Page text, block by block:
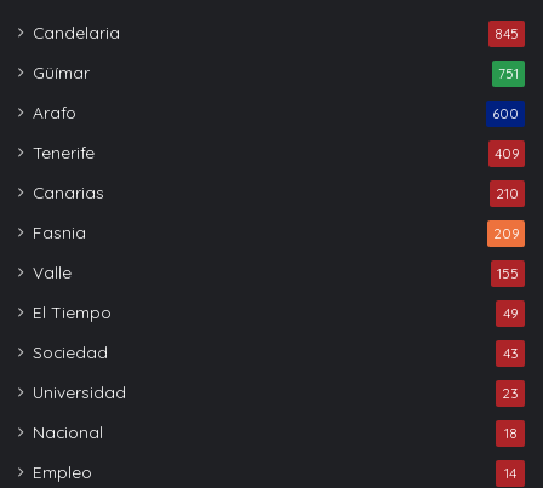
Candelaria 845
Güímar 751
Arafo 600
Tenerife 409
Canarias 210
Fasnia 209
Valle 155
El Tiempo 49
Sociedad 43
Universidad 23
Nacional 18
Empleo 14